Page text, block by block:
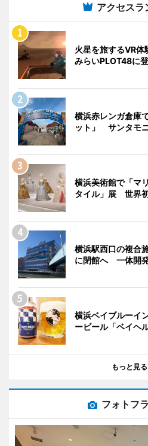
アクセスラ
火星を旅するVR
みらいPLOT48に
横浜赤レンガ倉庫
ット」 サンタモ
横浜美術館で「マ
タイル」展 世界
横浜駅西口の複合
に閉館へ 一体開
横浜ベイブルーイ
ービール「ベイヘル
もっと見る
フォトフ